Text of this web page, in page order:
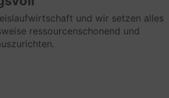
und wir setzen alles
ressourcenschonend und
dienen der
Werbung. Hierzu zählen
oder das jeweilige